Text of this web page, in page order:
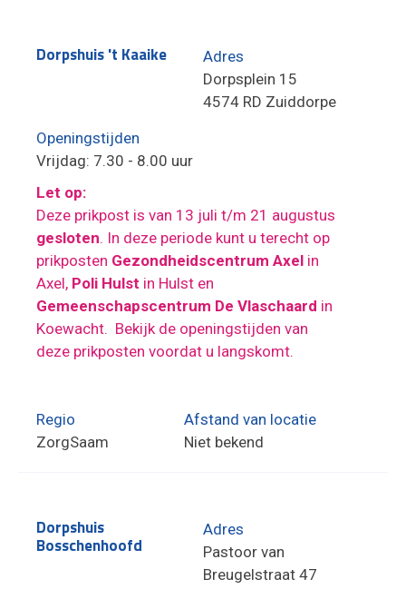
Dorpshuis 't Kaaike
Adres
Dorpsplein 15
4574 RD Zuiddorpe
Openingstijden
Vrijdag: 7.30 - 8.00 uur
Let op:
Deze prikpost is van 13 juli t/m 21 augustus
gesloten. In deze periode kunt u terecht op
prikposten Gezondheidscentrum Axel in
Axel, Poli Hulst in Hulst en
Gemeenschapscentrum De Vlaschaard in
Koewacht. Bekijk de openingstijden van
deze prikposten voordat u langskomt.
Regio
ZorgSaam
Afstand van locatie
Niet bekend
Dorpshuis
Bosschenhoofd
Adres
Pastoor van
Breugelstraat 47